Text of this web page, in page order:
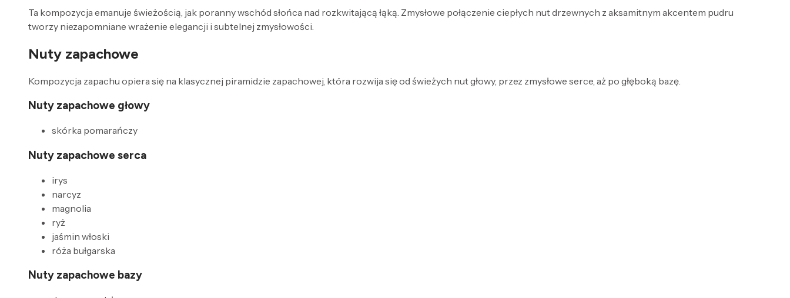
Ta kompozycja emanuje świeżością, jak poranny wschód słońca nad rozkwitającą łąką. Zmysłowe połączenie ciepłych nut drzewnych z aksamitnym akcentem pudru
tworzy niezapomniane wrażenie elegancji i subtelnej zmysłowości.
Nuty zapachowe
Kompozycja zapachu opiera się na klasycznej piramidzie zapachowej, która rozwija się od świeżych nut głowy, przez zmysłowe serce, aż po głęboką bazę.
Nuty zapachowe głowy
skórka pomarańczy
Nuty zapachowe serca
irys
narcyz
magnolia
ryż
jaśmin włoski
róża bułgarska
Nuty zapachowe bazy